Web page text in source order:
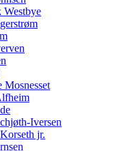
Westbye
Mosnesset
Iversen
jr.